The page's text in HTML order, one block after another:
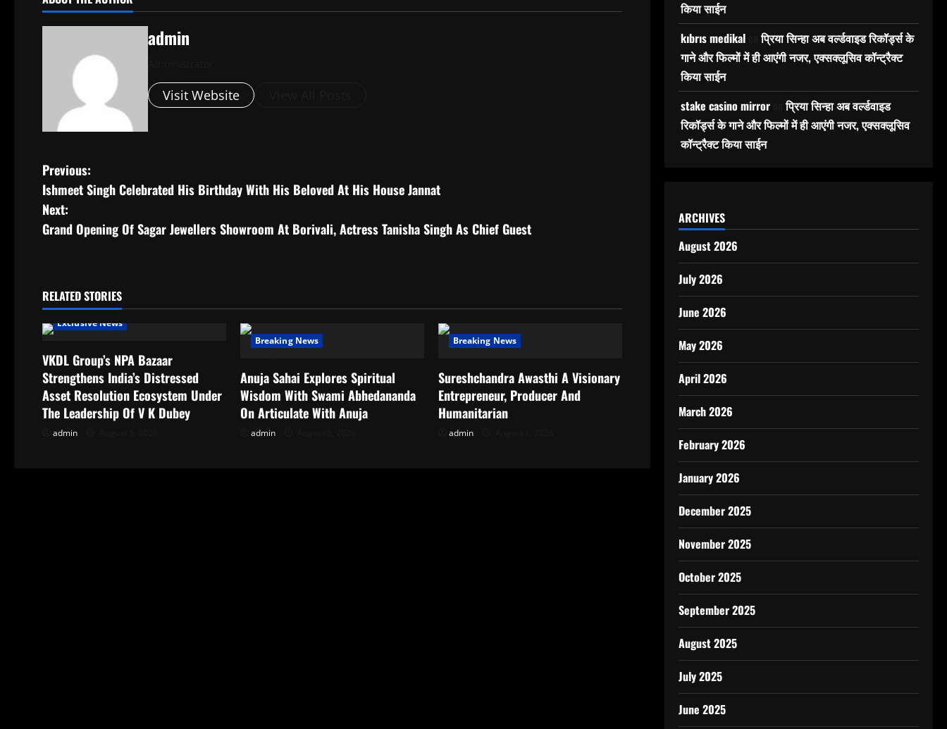
admin
Visit Website
P
o
s
n
a
v
i
g
Previous:
Ishmeet Singh Celebrated His Birthday With His Beloved At His House Jannat
Next:
Grand Opening Of Sagar Jewellers Showroom At Borivali, Actress Tanisha Singh As Chief Guest
RELATED STORIES
Exclusive News
VKDL Group’s NPA Bazaar
Strengthens India’s Distressed
Asset Resolution Ecosystem Under
The Leadership Of V K Dubey
admin
Breaking News
Anuja Sahai Explores Spiritual
Wisdom With Swami Abhedananda
On Articulate With Anuja
admin
Breaking News
Sureshchandra Awasthi A Visionary
Entrepreneur, Producer And
Humanitarian
admin
किया साईन
kıbrıs medikalonप्रिया सिन्हा अब वर्ल्डवाइड रिकॉर्ड्स के
गाने और फिल्मों में ही आएंगी नजर, एक्सक्लूसिव कॉन्ट्रैक्ट
किया साईन
stake casino mirroronप्रिया सिन्हा अब वर्ल्डवाइड
रिकॉर्ड्स के गाने और फिल्मों में ही आएंगी नजर, एक्सक्लूसिव
कॉन्ट्रैक्ट किया साईन
ARCHIVES
August 2026
July 2026
June 2026
May 2026
April 2026
March 2026
February 2026
January 2026
December 2025
November 2025
October 2025
September 2025
August 2025
July 2025
June 2025